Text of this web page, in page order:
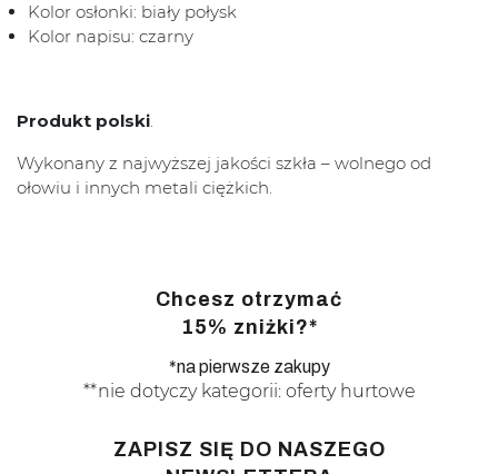
Kolor osłonki: biały połysk
Kolor napisu: czarny
Produkt polski.
Wykonany z najwyższej jakości szkła – wolnego od
ołowiu i innych metali ciężkich.
Chcesz otrzymać
15% zniżki?*
*na pierwsze zakupy
**nie dotyczy kategorii: oferty hurtowe
ZAPISZ SIĘ DO NASZEGO